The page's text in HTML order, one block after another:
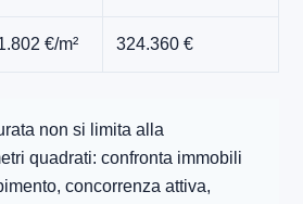
€/m² 324.360 €
non si limita alla
quadrati: confronta immobili
concorrenza attiva,